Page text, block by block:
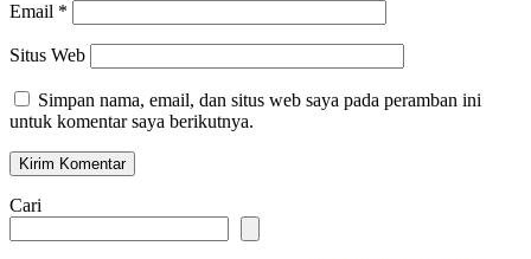
Email *
Situs Web
Simpan nama, email, dan situs web saya pada peramban ini
untuk komentar saya berikutnya.
Cari